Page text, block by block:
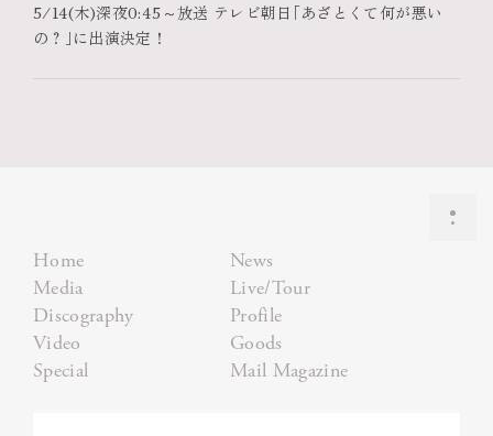
5/14(木)深夜0:45～放送 テレビ朝日｢あざとくて何が悪い
の？｣に出演決定！
Home
News
Media
Live/Tour
Discography
Profile
Video
Goods
Special
Mail Magazine